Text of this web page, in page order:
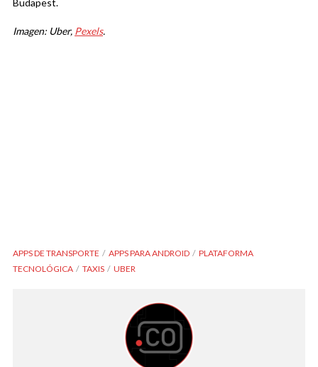
Budapest.
Imagen: Uber, Pexels.
APPS DE TRANSPORTE APPS PARA ANDROID
PLATAFORMA
TECNOLÓGICA
TAXIS UBER